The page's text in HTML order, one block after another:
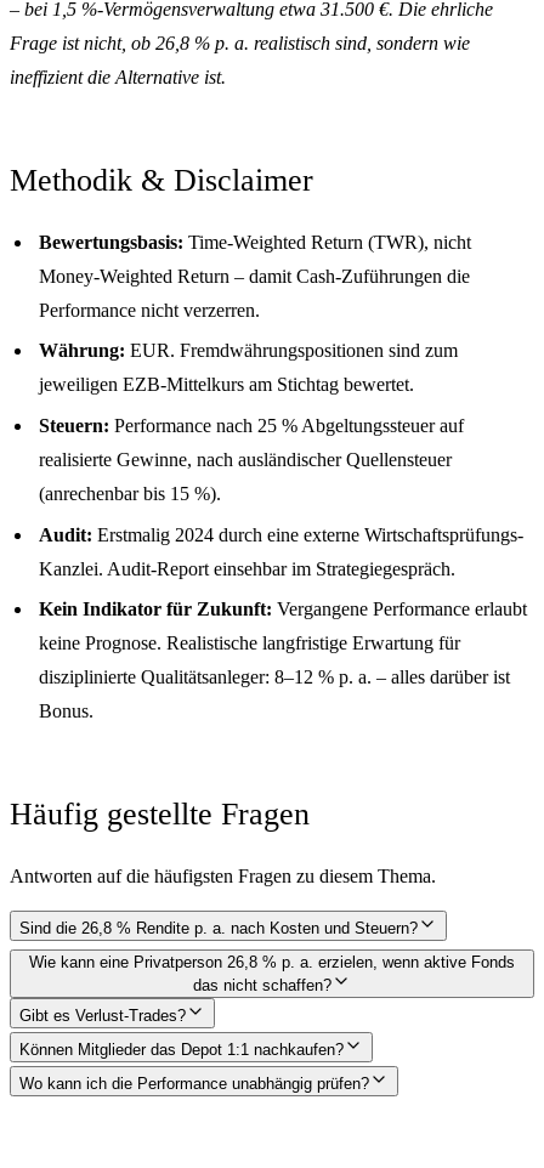
– bei 1,5 %-Vermögensverwaltung etwa 31.500 €. Die ehrliche
Frage ist nicht, ob 26,8 % p. a. realistisch sind, sondern wie
ineffizient die Alternative ist.
Methodik & Disclaimer
Bewertungsbasis: Time-Weighted Return (TWR), nicht
Money-Weighted Return – damit Cash-Zuführungen die
Performance nicht verzerren.
Währung: EUR. Fremdwährungspositionen sind zum
jeweiligen EZB-Mittelkurs am Stichtag bewertet.
Steuern: Performance nach 25 % Abgeltungssteuer auf
realisierte Gewinne, nach ausländischer Quellensteuer
(anrechenbar bis 15 %).
Audit: Erstmalig 2024 durch eine externe Wirtschaftsprüfungs-
Kanzlei. Audit-Report einsehbar im Strategiegespräch.
Kein Indikator für Zukunft: Vergangene Performance erlaubt
keine Prognose. Realistische langfristige Erwartung für
disziplinierte Qualitätsanleger: 8–12 % p. a. – alles darüber ist
Bonus.
Häufig gestellte Fragen
Antworten auf die häufigsten Fragen zu diesem Thema.
Sind die 26,8 % Rendite p. a. nach Kosten und Steuern?
Wie kann eine Privatperson 26,8 % p. a. erzielen, wenn aktive Fonds
das nicht schaffen?
Gibt es Verlust-Trades?
Können Mitglieder das Depot 1:1 nachkaufen?
Wo kann ich die Performance unabhängig prüfen?